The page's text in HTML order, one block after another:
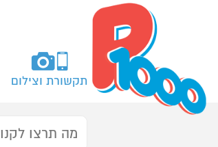
תקשורת וצילום